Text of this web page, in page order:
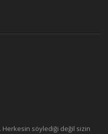
söylediği değil sizin